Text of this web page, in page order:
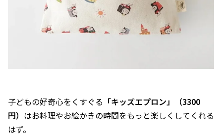
子どもの好奇心をくすぐる 「キッズエプロン」（3300
円） はお料理やお絵かきの時間をもっと楽しくしてくれる
はず。